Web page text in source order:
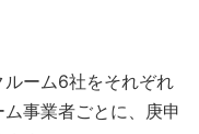
ーム6社をそれぞれ
事業者ごとに、庚申